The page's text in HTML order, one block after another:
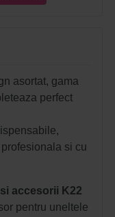
asortat, gama
perfect
si cu
accesorii K22
pentru uneltele